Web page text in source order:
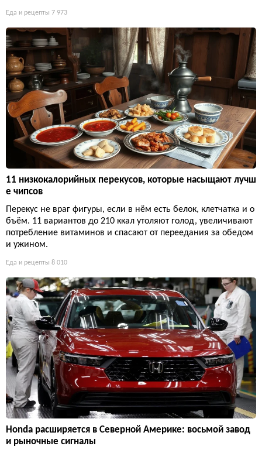
Еда и рецепты 7 973
11 низкокалорийных перекусов, которые насыщают лучш
е чипсов
Перекус не враг фигуры, если в нём есть белок, клетчатка и о
бъём. 11 вариантов до 210 ккал утоляют голод, увеличивают
потребление витаминов и спасают от переедания за обедом
и ужином.
Еда и рецепты 8 010
Honda расширяется в Северной Америке: восьмой завод
и рыночные сигналы